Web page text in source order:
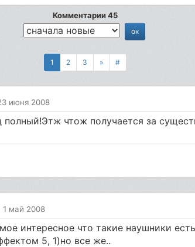
Комментарии 45
1 2 3 » #
июня 2008
чтож получается за
1 май 2008
интересное что такие наушники
5, 1)но все же..